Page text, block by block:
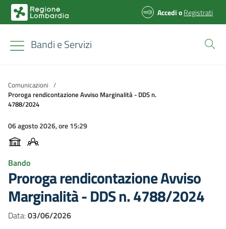
AccedioRegistrati
Bandi e Servizi
Comunicazioni /
Proroga rendicontazione Avviso Marginalità - DDS n.
4788/2024
06 agosto 2026, ore 15:29
Bando
Proroga rendicontazione Avviso
Marginalità - DDS n. 4788/2024
Data:03/06/2026